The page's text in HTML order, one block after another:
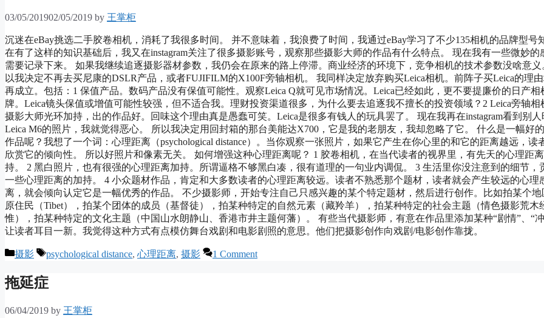
03/05/201902/05/2019 by 王掌柜
沉迷在eBay挑选二手胶卷相机，消耗了我很多时间。 并不意味着，我浪费了时间，我通过eBay学习了不少135相机的品牌型号
在有了这样的知识基础后，我又在instagram关注了很多摄影账号，观察那些摄影大师的作品有什么特点。 现在我有一些微妙的
需要记录下来。 如果我继续追逐摄影器材参数，我仍会在原来的路上停滞。商业经济的环境下，竞争相机的技术参数没啥意义
以我决定不再去买尼康的DSLR产品，或者FUJIFILM的X100F旁轴相机。 我同样决定放弃购买Leica相机。前阵子买Leica的理
再成立。包括：1 保值产品。数码产品没有保值可能性。观察Leica Q就可见市场情况。Leica已经如此，更不要提廉价的日产相
牌。Leica镜头保值或增值可能性较强，但不适合我。理财投资渠道很多，为什么要去追逐我不擅长的投资领域？2 Leica旁轴相
摄影大师光环加持，出的作品好。回味这个理由真是愚蠢可笑。Leica是很多有钱人的玩具罢了。 现在我再在instagram看到别人
Leica M6的照片，我就觉得恶心。 所以我决定用回封箱的那台美能达X700，它是我的老朋友，我却忽略了它。 什么是一幅好
作品呢？我想了一个词：心理距离（psychological distance）。当你观察一张照片，如果它产生在你心里的和它的距离越远，读
欣赏它的倾向性。 所以好照片和像素无关。 如何增强这种心理距离呢？ 1 胶卷相机，在当代读者的视界里，有先天的心理距
持。 2 黑白照片，也有很强的心理距离加持。所谓逼格不够黑白凑，很有道理的一句业内调侃。 3 生活里你没注意到的细节，
一些心理距离的加持。 4 小众题材作品，肯定和大多数读者的心理距离较远。读者不熟悉那个题材，读者就会产生较远的心理
离，就会倾向认定它是一幅优秀的作品。 不少摄影师，开始专注自己只感兴趣的某个特定题材，然后进行创作。比如拍某个地
原住民（Tibet），拍某个团体的成员（基督徒），拍某种特定的自然元素（藏羚羊），拍某种特定的社会主题（情色摄影荒木
惟），拍某种特定的文化主题（中国山水朗静山、香港市井主题何藩）。 有些当代摄影师，有意在作品里添加某种“剧情”、“
让读者耳目一新。我觉得这种方式有点模仿舞台戏剧和电影剧照的意思。他们把摄影创作向戏剧/电影创作靠拢。
Categories
摄影 Tags
psychological distance, 心理距离, 摄影 1 Comment
拖延症
06/04/2019 by 王掌柜